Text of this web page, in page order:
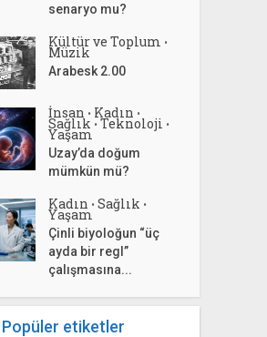
senaryo mu?
Kültür ve Toplum •
Müzik
Arabesk 2.00
İnsan • Kadın •
Sağlık • Teknoloji •
Yaşam
Uzay’da doğum
mümkün mü?
Kadın • Sağlık •
Yaşam
Çinli biyoloğun “üç
ayda bir regl”
çalışmasına...
Popüler etiketler